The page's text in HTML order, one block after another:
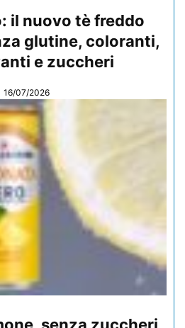
il nuovo tè freddo
glutine, coloranti,
e zuccheri
16/07/2026